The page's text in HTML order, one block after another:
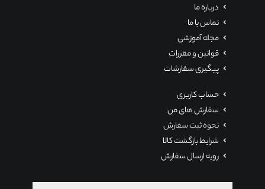
درباره ما
تماس با ما
مجله آموزشی
قوانین و مقررات
پیگیری سفارشات
حساب کاربری
سفارش های من
نحوه ثبت سفارش
شرایط بازگشت کالا
رویه ارسال سفارش